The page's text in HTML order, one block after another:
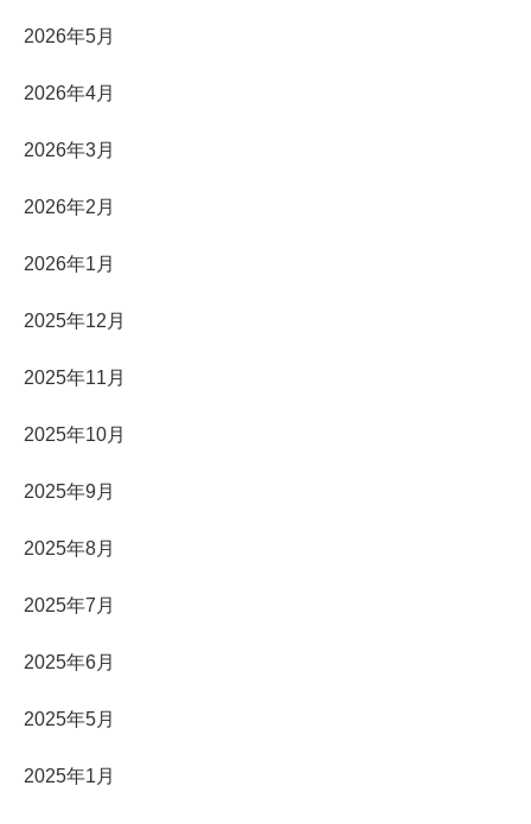
2026年5月
2026年4月
2026年3月
2026年2月
2026年1月
2025年12月
2025年11月
2025年10月
2025年9月
2025年8月
2025年7月
2025年6月
2025年5月
2025年1月